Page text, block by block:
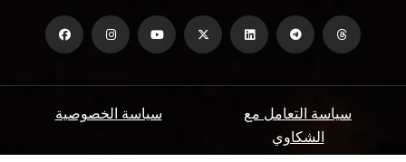
سياسة الخصوصية
سياسة التعامل مع
الشكاوي